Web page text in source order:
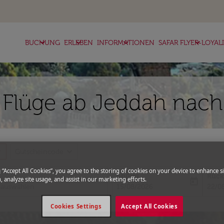
BUCHUNG
keyboard_arrow_down ERLEBEN
keyboard_arrow_down INFORMATIONEN
keyboard_arrow_down SAFAR FLYER-
keyboard_arrow_down
ab Jeddah
Abflug
fc-
“Accept All Cookies”, you agree to the storing of cookies on your device to enhance
analyze site usage, and assist in our marketing efforts.
Accept All Cookies
Cookies Settings